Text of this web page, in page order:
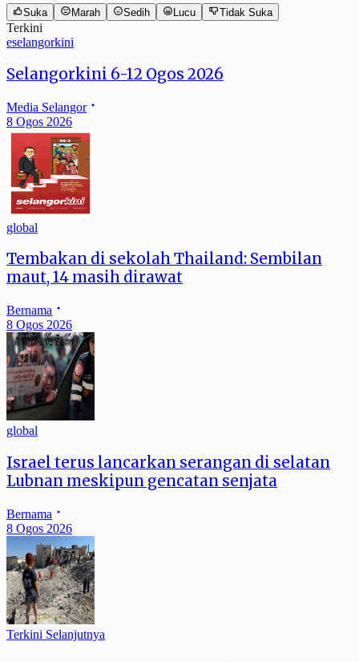
Suka Marah Sedih Lucu Tidak Suka
Terkini
eselangorkini
Selangorkini 6-12 Ogos 2026
Media Selangor
8 Ogos 2026
global
Tembakan di sekolah Thailand: Sembilan
maut, 14 masih dirawat
Bernama
8 Ogos 2026
global
Israel terus lancarkan serangan di selatan
Lubnan meskipun gencatan senjata
Bernama
8 Ogos 2026
Terkini Selanjutnya